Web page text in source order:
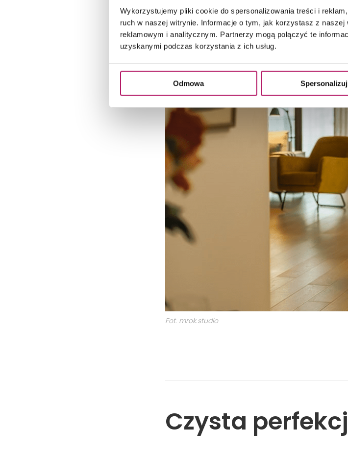
Wykorzystujemy pliki cookie do spersonalizowania treści i
ruch w naszej witrynie. Informacje o tym, jak korzystasz z naszej
reklamowym i analitycznym. Partnerzy mogą połączyć te
uzyskanymi podczas korzystania z ich usług.
Odmowa Spersonalizuj
Fot. mrok.studio
Czysta